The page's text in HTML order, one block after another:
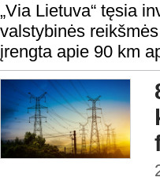
„Via Lietuva“ tęsia
valstybinės
įrengta apie 90 km